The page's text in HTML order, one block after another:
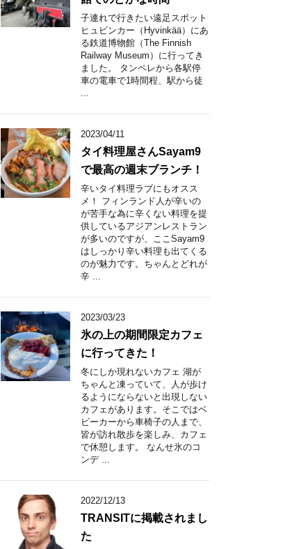
子連れで行きたい遠足スポット
ヒュビンカー（Hyvinkää）にあ
る鉄道博物館（The Finnish
Railway Museum）に行ってき
ました。 タンペレから各駅停
車の電車で1時間程、駅から徒
...
2023/04/11
タイ料理屋さんSayam9
で最高の週末ブランチ！
辛いタイ料理ラブにもオスス
メ！ フィンランド人が辛いの
が苦手な為に辛くない料理を提
供しているアジアンレストラン
が多いのですが、ここSayam9
はしっかり辛い料理も出てくる
のが魅力です。ちゃんとどれが
辛 ...
2023/03/23
氷の上の期間限定カフェ
に行ってきた！
冬にしか現れないカフェ 湖が
ちゃんと凍っていて、人が歩け
るようにならないと出現しない
カフェがあります。そこではベ
ビーカーから車椅子の人まで、
皆が訪れ散歩を楽しみ、カフェ
で休憩します。 なんせ氷のコ
ンデ ...
2022/12/13
TRANSITに掲載されまし
た